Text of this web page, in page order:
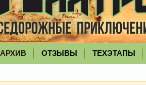
АРХИВ ОТЗЫВЫ ТЕХЭТАПЫ